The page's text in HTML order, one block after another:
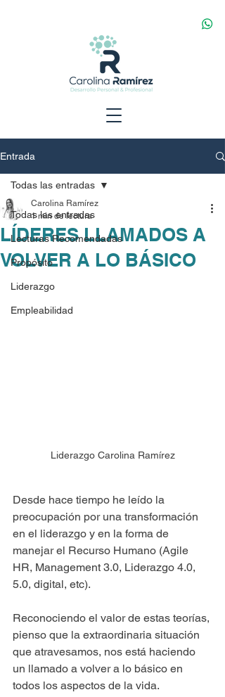
Entrada
Todas las entradas
Lecturas Recomendadas
Propósito
Liderazgo
Empleabilidad
Todas las entradas
LÍDERES LLAMADOS A
VOLVER A LO BÁSICO
Carolina Ramírez
1 min de lectura
Liderazgo Carolina Ramírez
Desde hace tiempo he leído la
preocupación por una transformación
en el liderazgo y en la forma de
manejar el Recurso Humano (Agile
HR, Management 3.0, Liderazgo 4.0,
5.0, digital, etc).
Reconociendo el valor de estas teorías,
pienso que la extraordinaria situación
que atravesamos, nos está haciendo
un llamado a volver a lo básico en
todos los aspectos de la vida.